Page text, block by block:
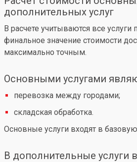
дополнительных услуг
В расчете учитываются все услуги
финальное значение стоимости
максимально точным.
Основными услугами
перевозка между городами;
складская обработка.
Основные услуги входят в
В дополнительные услуги